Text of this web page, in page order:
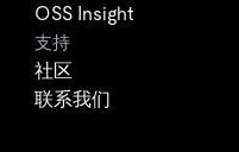
OSS Insight
支持
社区
联系我们